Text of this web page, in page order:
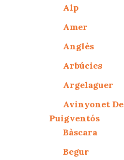
Alp
Amer
Anglès
Arbúcies
Argelaguer
Avinyonet De
Puigventós
Bàscara
Begur